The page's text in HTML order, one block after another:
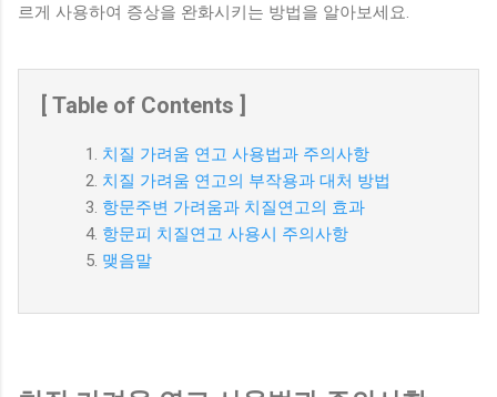
르게 사용하여 증상을 완화시키는 방법을 알아보세요.
[ Table of Contents ]
치질 가려움 연고 사용법과 주의사항
치질 가려움 연고의 부작용과 대처 방법
항문주변 가려움과 치질연고의 효과
항문피 치질연고 사용시 주의사항
맺음말